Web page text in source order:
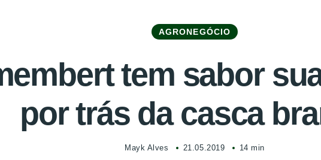
AGRONEGÓCIO
tem sabor
por trás da casca
Mayk Alves 21.05.2019 14 min